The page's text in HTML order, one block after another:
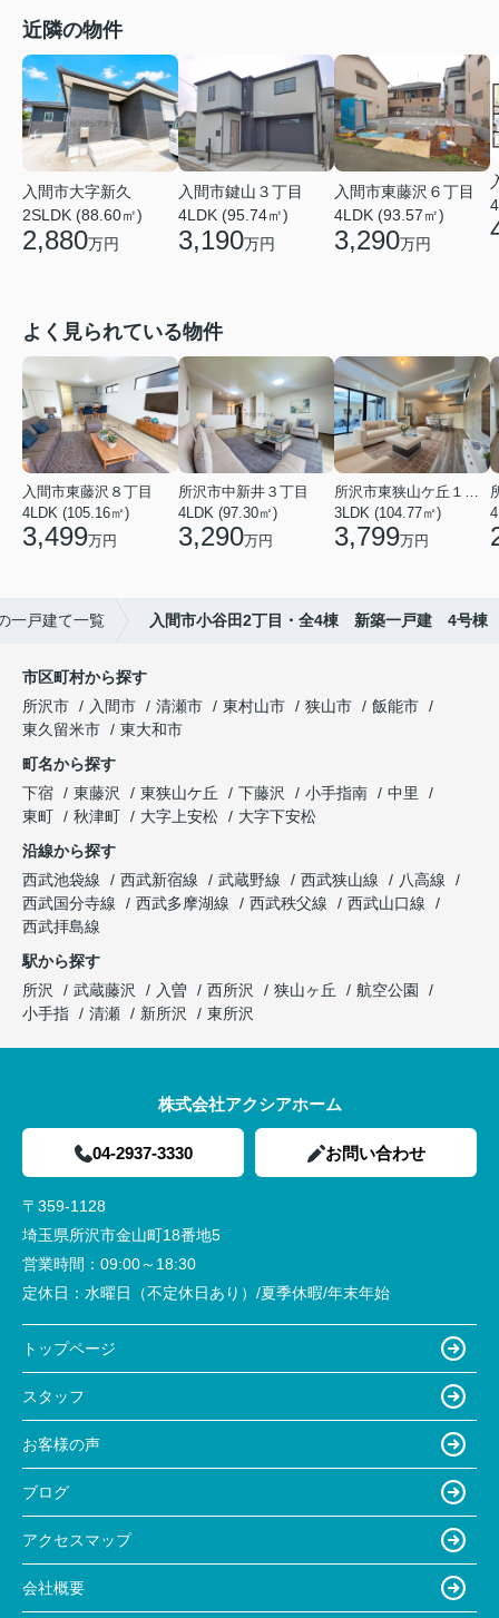
近隣の物件
入間市大字新久
2SLDK (88.60㎡)
2,880万円
入間市鍵山３丁目
4LDK (95.74㎡)
3,190万円
入間市東藤沢６丁目
4LDK (93.57㎡)
3,290万円
よく見られている物件
入間市東藤沢８丁目
4LDK (105.16㎡)
3,499万円
所沢市中新井３丁目
4LDK (97.30㎡)
3,290万円
所沢市東狭山ケ丘１丁目
3LDK (104.77㎡)
3,799万円
一戸建て一覧 入間市小谷田2丁目・全4棟 新築一戸建 4号棟
市区町村から探す
所沢市
入間市 清瀬市 東村山市 狭山市
飯能市
東久留米市
東大和市
町名から探す
下宿
東藤沢 東狭山ケ丘 下藤沢 小手指南
中里
東町
秋津町 大字上安松
大字下安松
沿線から探す
西武池袋線
西武新宿線 武蔵野線 西武狭山線
八高線
西武国分寺線
西武多摩湖線 西武秩父線
西武山口線
西武拝島線
駅から探す
所沢
武蔵藤沢 入曽 西所沢 狭山ヶ丘
航空公園
小手指
清瀬 新所沢 東所沢
株式会社アクシアホーム
04-2937-3330 お問い合わせ
〒359-1128
埼玉県所沢市金山町18番地5
営業時間： 09:00～18:30
定休日： 水曜日（不定休日あり）/夏季休暇/年末年始
トップページ
スタッフ
お客様の声
ブログ
アクセスマップ
会社概要